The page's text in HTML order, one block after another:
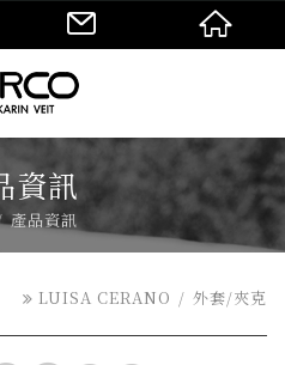
資訊
產品資訊
LUISA CERANO 外套/夾克